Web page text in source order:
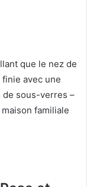
que le nez de
avec une
sous-verres –
familiale